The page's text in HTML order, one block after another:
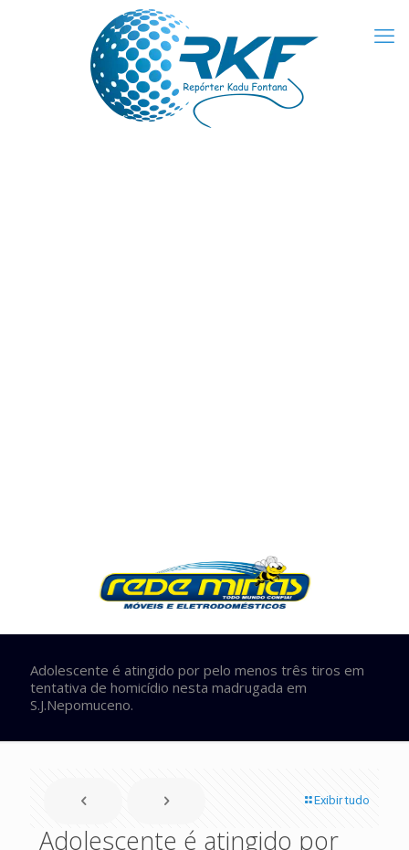
Adolescente é atingido por pelo menos três tiros em
tentativa de homicídio nesta madrugada em
S.J.Nepomuceno.
Exibir tudo
Adolescente é atingido por